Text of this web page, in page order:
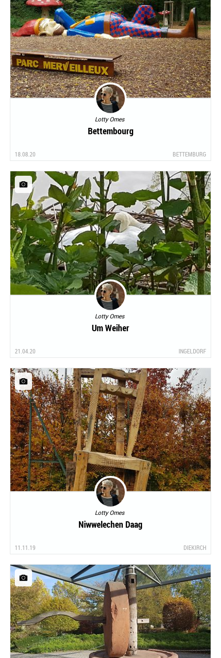
Lotty Omes
Bettembourg
18.08.20 BETTEMBURG
Lotty Omes
Um Weiher
21.04.20 INGELDORF
Lotty Omes
Niwwelechen Daag
11.11.19 DIEKIRCH